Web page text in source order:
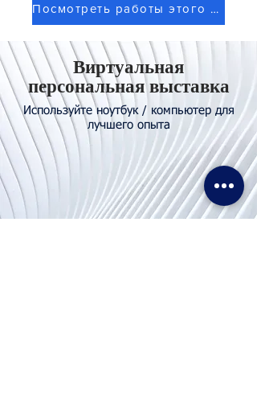
Посмотреть работы этого художника
Виртуальная
персональная выставка
Используйте ноутбук / компьютер для
лучшего опыта